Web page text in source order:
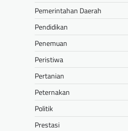
Pemerintahan Daerah
Pendidikan
Penemuan
Peristiwa
Pertanian
Peternakan
Politik
Prestasi